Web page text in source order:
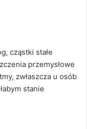
cząstki stałe
przemysłowe
zwłaszcza u osób
stanie